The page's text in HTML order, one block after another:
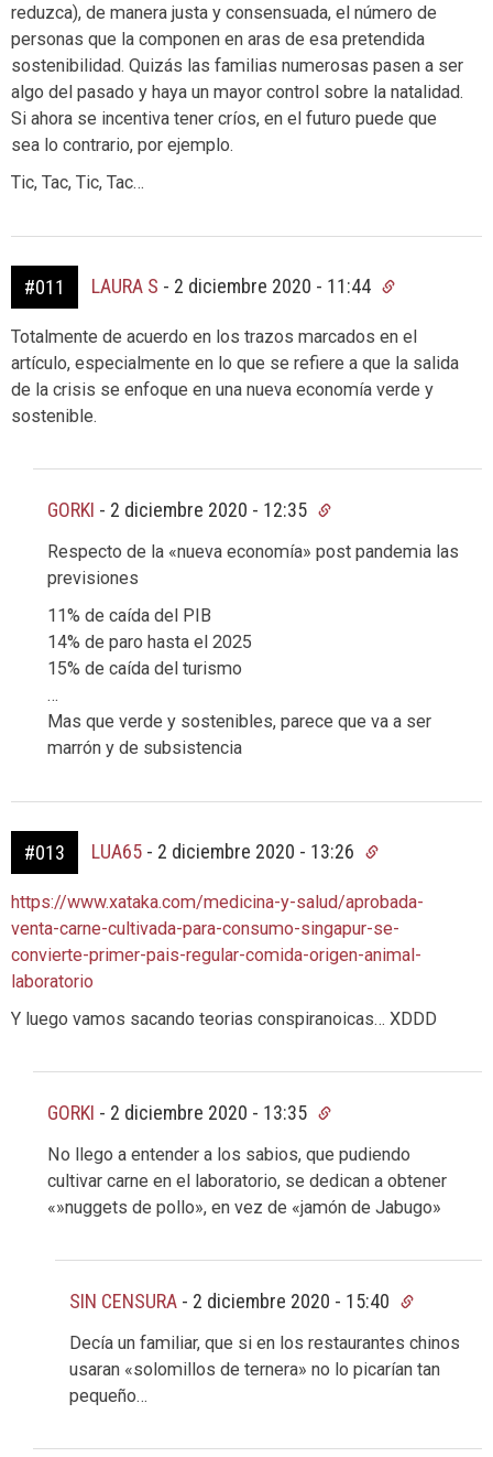
reduzca), de manera justa y consensuada, el número de
personas que la componen en aras de esa pretendida
sostenibilidad. Quizás las familias numerosas pasen a ser
algo del pasado y haya un mayor control sobre la natalidad.
Si ahora se incentiva tener críos, en el futuro puede que
sea lo contrario, por ejemplo.
Tic, Tac, Tic, Tac…
#011 LAURA S - 2 diciembre 2020 - 11:44
Totalmente de acuerdo en los trazos marcados en el
artículo, especialmente en lo que se refiere a que la salida
de la crisis se enfoque en una nueva economía verde y
sostenible.
GORKI - 2 diciembre 2020 - 12:35
Respecto de la «nueva economía» post pandemia las
previsiones
11% de caída del PIB
14% de paro hasta el 2025
15% de caída del turismo
…
Mas que verde y sostenibles, parece que va a ser
marrón y de subsistencia
#013 LUA65 - 2 diciembre 2020 - 13:26
https://www.xataka.com/medicina-y-salud/aprobada-
venta-carne-cultivada-para-consumo-singapur-se-
convierte-primer-pais-regular-comida-origen-animal-
laboratorio
Y luego vamos sacando teorias conspiranoicas… XDDD
GORKI - 2 diciembre 2020 - 13:35
No llego a entender a los sabios, que pudiendo
cultivar carne en el laboratorio, se dedican a obtener
«»nuggets de pollo», en vez de «jamón de Jabugo»
SIN CENSURA - 2 diciembre 2020 - 15:40
Decía un familiar, que si en los restaurantes chinos
usaran «solomillos de ternera» no lo picarían tan
pequeño…